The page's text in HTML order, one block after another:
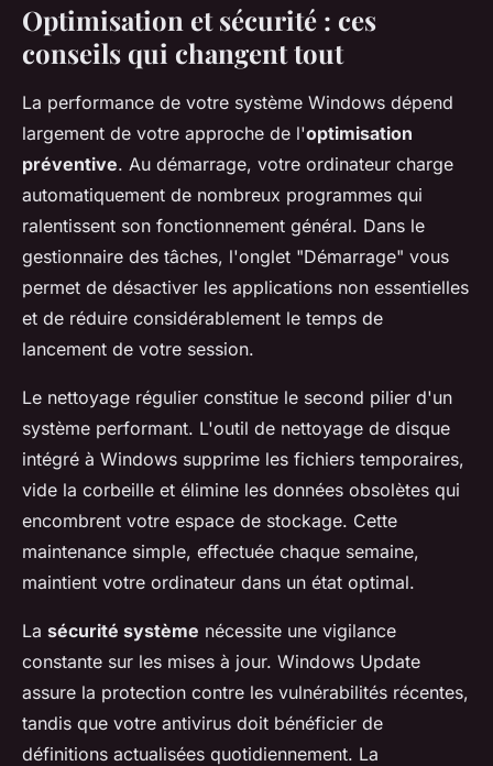
Optimisation et sécurité : ces
conseils qui changent tout
La performance de votre système Windows dépend
largement de votre approche de l'optimisation
préventive. Au démarrage, votre ordinateur charge
automatiquement de nombreux programmes qui
ralentissent son fonctionnement général. Dans le
gestionnaire des tâches, l'onglet "Démarrage" vous
permet de désactiver les applications non essentielles
et de réduire considérablement le temps de
lancement de votre session.
Le nettoyage régulier constitue le second pilier d'un
système performant. L'outil de nettoyage de disque
intégré à Windows supprime les fichiers temporaires,
vide la corbeille et élimine les données obsolètes qui
encombrent votre espace de stockage. Cette
maintenance simple, effectuée chaque semaine,
maintient votre ordinateur dans un état optimal.
La sécurité système nécessite une vigilance
constante sur les mises à jour. Windows Update
assure la protection contre les vulnérabilités récentes,
tandis que votre antivirus doit bénéficier de
définitions actualisées quotidiennement. La